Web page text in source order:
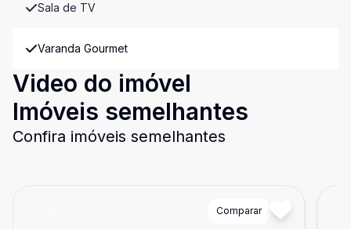
Sala de TV
Varanda Gourmet
Video do imóvel
Imóveis semelhantes
Confira imóveis semelhantes
Comparar